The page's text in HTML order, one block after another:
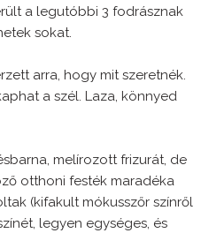
a legutóbbi 3 fodrásznak
sokat.
arra, hogy mit szeretnék.
a szél. Laza, könnyed
melírozott frizurát, de
otthoni festék maradéka
(kifakult mókusszőr színről
legyen egységes, és